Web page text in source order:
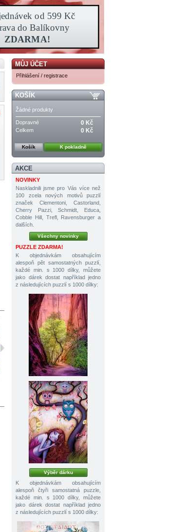
1000 dílků 1000 dílků
MŮJ ÚČET
Přihlášení / registrace
KOŠÍK
Žádné produkty
Dopravné 0 Kč
Celkem 0 Kč
Košík K pokladně
AKCE
NOVINKY
Naskladnili jsme pro Vás více než
100 zcela nových motivů puzzlí
značek Clementoni, Castorland,
Cherry Pazzi, Schmidt, Educa,
Cobble Hill, Trefl, Ravensburger a
dalších.
Všechny novinky
PUZZLE ZDARMA!
K objednávkám obsahujícím
alespoň pět samostatných puzzlí,
každé min. s 1000 dílky, můžete
jako dárek dostat například jedno
z následujících puzzlí s 1000 dílky:
Výběr dárku
K objednávkám obsahujícím
alespoň čtyři samostatná puzzle,
každé min. s 1000 dílky, můžete
jako dárek dostat například jedno
z následujících puzzlí s 1000 dílky: